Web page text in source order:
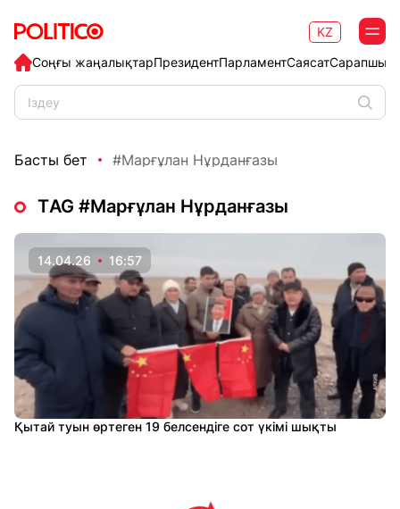
Соңғы жаңалықтарПрезидентПарламентСаясат
KZ
Басты бет #Марғұлан Нұрданғазы
ТAG #Марғұлан Нұрданғазы
14.04.26 16:57
Қытай туын өртеген 19 белсендіге сот үкімі шықты